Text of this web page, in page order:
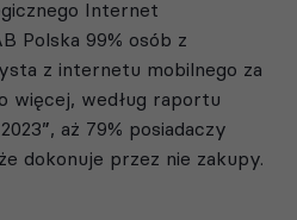
Internet
Polska 99% osób z
z internetu mobilnego za
więcej, według raportu
aż 79% posiadaczy
dokonuje przez nie zakupy.